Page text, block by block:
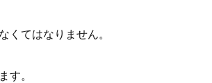
くてはなりません。
す。